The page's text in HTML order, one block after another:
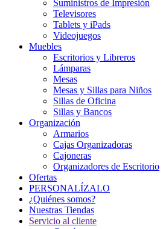
Suministros de Impresión
Televisores
Tablets y iPads
Videojuegos
Muebles
Escritorios y Libreros
Lámparas
Mesas
Mesas y Sillas para Niños
Sillas de Oficina
Sillas y Bancos
Organización
Armarios
Cajas Organizadoras
Cajoneras
Organizadores de Escritorio
Ofertas
PERSONALÍZALO
¿Quiénes somos?
Nuestras Tiendas
Servicio al cliente